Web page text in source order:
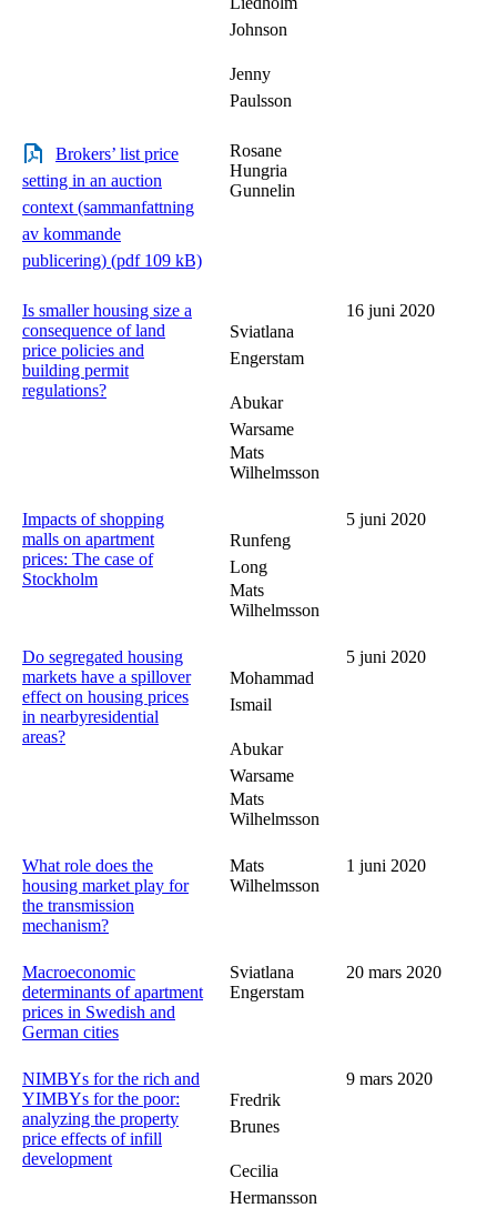
Johnson
Jenny
Paulsson
Brokers’ list price
setting in an auction
context (sammanfattning
av kommande
publicering) (pdf 109 kB)
Rosane
Hungria
Gunnelin
Is smaller housing size a
consequence of land
price policies and
building permit
regulations?
Sviatlana
Engerstam
Abukar
Warsame
Mats
Wilhelmsson
16 juni 2020
Impacts of shopping
malls on apartment
prices: The case of
Stockholm
Runfeng
Long
Mats
Wilhelmsson
5 juni 2020
Do segregated housing
markets have a spillover
effect on housing prices
in nearbyresidential
areas?
Mohammad
Ismail
Abukar
Warsame
Mats
Wilhelmsson
5 juni 2020
What role does the
housing market play for
the transmission
mechanism?
Mats
Wilhelmsson
1 juni 2020
Macroeconomic
determinants of apartment
prices in Swedish and
German cities
Sviatlana
Engerstam
20 mars 2020
NIMBYs for the rich and
YIMBYs for the poor:
analyzing the property
price effects of infill
development
Fredrik
Brunes
Cecilia
Hermansson
9 mars 2020